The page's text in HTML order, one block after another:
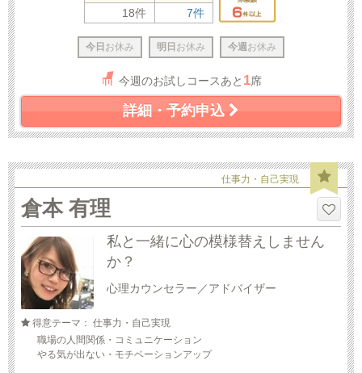
18件 7件
今日 お休み 明日 お休み 今週 お休み
今週のお試しコースあと 1席
詳細・予約申込
仕事力・自己実現
倉本 有理
私と一緒に心の模様替えしません
か？
心理カウンセラー／アドバイザー
得意テーマ： 仕事力・自己実現
職場の人間関係・コミュニケーション
やる気が出ない・モチベーションアップ